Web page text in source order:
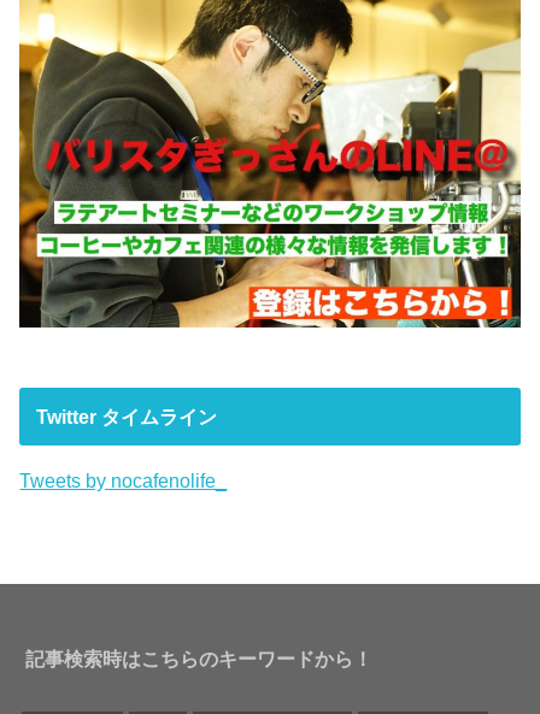
Twitter タイムライン
Tweets by nocafenolife_
記事検索時はこちらのキーワードから！